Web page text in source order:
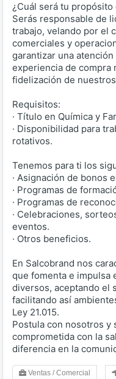
¿Cuál será tu propósito
Serás responsable de
trabajo, velando por el
comerciales y
garantizar una
experiencia de compra
fidelización de
Requisitos:
· Título en Química y
· Disponibilidad para
rotativos.
Tenemos para ti los
· Asignación de bonos
· Programas de
· Programas de
· Celebraciones,
eventos.
· Otros beneficios.
En Salcobrand nos
que fomenta e impulsa
diversos, aceptando el
facilitando así
Ley 21.015.
Postula con nosotros y
comprometida con la
diferencia en la
Ventas / Comercial